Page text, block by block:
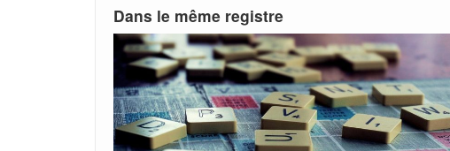
Dans le même registre